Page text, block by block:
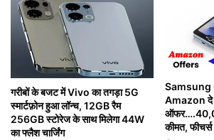
गरीबों के बजट में Vivo का तगड़ा 5G
स्मार्टफ़ोन हुआ लॉन्च, 12GB रैम
256GB स्टोरेज के साथ मिलेगा 44W
का फ्लैश चार्जिंग
Samsung
Amazon दे
कीमत,